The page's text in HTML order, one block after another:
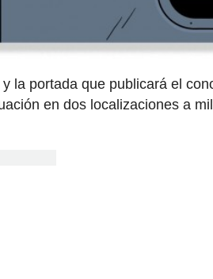
la portada que publicará el
en dos localizaciones a